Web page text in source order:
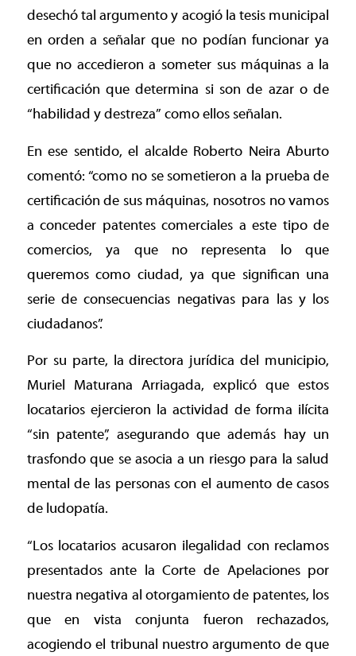
desechó tal argumento y acogió la tesis municipal
en orden a señalar que no podían funcionar ya
que no accedieron a someter sus máquinas a la
certificación que determina si son de azar o de
“habilidad y destreza” como ellos señalan.
En ese sentido, el alcalde Roberto Neira Aburto
comentó: “como no se sometieron a la prueba de
certificación de sus máquinas, nosotros no vamos
a conceder patentes comerciales a este tipo de
comercios, ya que no representa lo que
queremos como ciudad, ya que significan una
serie de consecuencias negativas para las y los
ciudadanos”.
Por su parte, la directora jurídica del municipio,
Muriel Maturana Arriagada, explicó que estos
locatarios ejercieron la actividad de forma ilícita
“sin patente”, asegurando que además hay un
trasfondo que se asocia a un riesgo para la salud
mental de las personas con el aumento de casos
de ludopatía.
“Los locatarios acusaron ilegalidad con reclamos
presentados ante la Corte de Apelaciones por
nuestra negativa al otorgamiento de patentes, los
que en vista conjunta fueron rechazados,
acogiendo el tribunal nuestro argumento de que